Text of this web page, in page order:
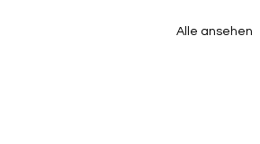
Alle ansehen